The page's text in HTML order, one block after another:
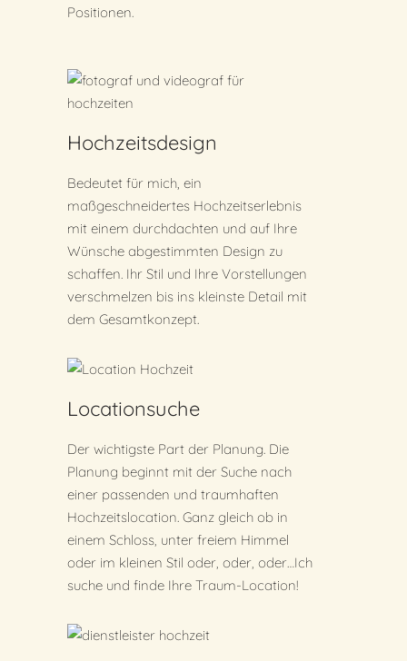
Positionen.
Hochzeitsdesign
Bedeutet für mich, ein
maßgeschneidertes Hochzeitserlebnis
mit einem durchdachten und auf Ihre
Wünsche abgestimmten Design zu
schaffen. Ihr Stil und Ihre Vorstellungen
verschmelzen bis ins kleinste Detail mit
dem Gesamtkonzept.
Locationsuche
Der wichtigste Part der Planung. Die
Planung beginnt mit der Suche nach
einer passenden und traumhaften
Hochzeitslocation. Ganz gleich ob in
einem Schloss, unter freiem Himmel
oder im kleinen Stil oder, oder, oder…Ich
suche und finde Ihre Traum-Location!